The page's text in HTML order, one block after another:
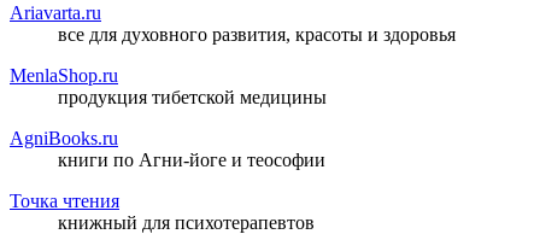
Ariavarta.ru
все для духовного развития, красоты и здоровья
MenlaShop.ru
продукция тибетской медицины
AgniBooks.ru
книги по Агни-йоге и теософии
Точка чтения
книжный для психотерапевтов